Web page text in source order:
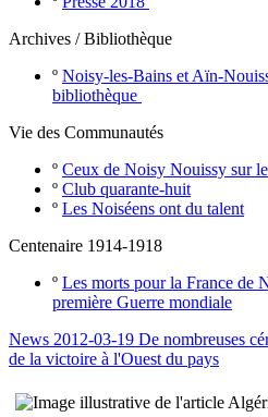
Archives / Bibliothèque
º Noisy-les-Bains et Aïn-
bibliothèque
Vie des Communautés
º Ceux de Noisy Nouissy sur
º Club quarante-huit
º Les Noiséens ont du talent
Centenaire 1914-1918
º Les morts pour la France de
première Guerre mondiale
News 2012-03-19 De nombreuses
de la victoire à l'Ouest du pays